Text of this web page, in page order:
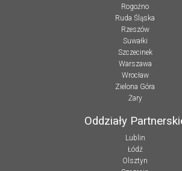
Rogoźno
Ruda Śląska
Rzeszów
Suwałki
Szczecinek
Warszawa
Wrocław
Zielona Góra
Żary
Oddziały
Lublin
Łódź
Olsztyn